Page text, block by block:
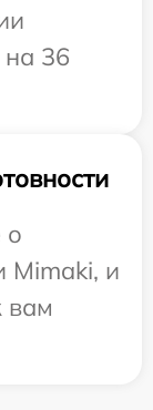
на 36
о
Mimaki, и
вам